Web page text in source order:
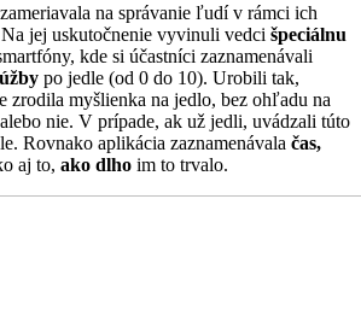
na správanie ľudí v rámci ich
jej uskutočnenie vyvinuli vedci špeciálnu
kde si účastníci zaznamenávali
po jedle (od 0 do 10). Urobili tak,
zrodila myšlienka na jedlo, bez ohľadu na
nie. V prípade, ak už jedli, uvádzali túto
Rovnako aplikácia zaznamenávala čas,
aj to, ako dlho im to trvalo.